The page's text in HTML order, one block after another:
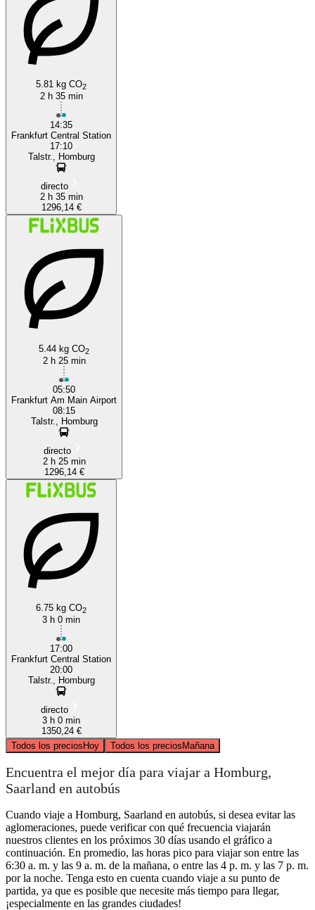
5.81 kg CO2
2 h 35 min
14:35
Frankfurt Central Station
17:10
Talstr., Homburg
directo
2 h 35 min
1296,14 €
5.44 kg CO2
2 h 25 min
05:50
Frankfurt Am Main Airport
08:15
Talstr., Homburg
directo
2 h 25 min
1296,14 €
6.75 kg CO2
3 h 0 min
17:00
Frankfurt Central Station
20:00
Talstr., Homburg
directo
3 h 0 min
1350,24 €
Todos los preciosHoy Todos los preciosMañana
Encuentra el mejor día para viajar a Homburg,
Saarland en autobús
Cuando viaje a Homburg, Saarland en autobús, si desea evitar las
aglomeraciones, puede verificar con qué frecuencia viajarán
nuestros clientes en los próximos 30 días usando el gráfico a
continuación. En promedio, las horas pico para viajar son entre las
6:30 a. m. y las 9 a. m. de la mañana, o entre las 4 p. m. y las 7 p. m.
por la noche. Tenga esto en cuenta cuando viaje a su punto de
partida, ya que es posible que necesite más tiempo para llegar,
¡especialmente en las grandes ciudades!